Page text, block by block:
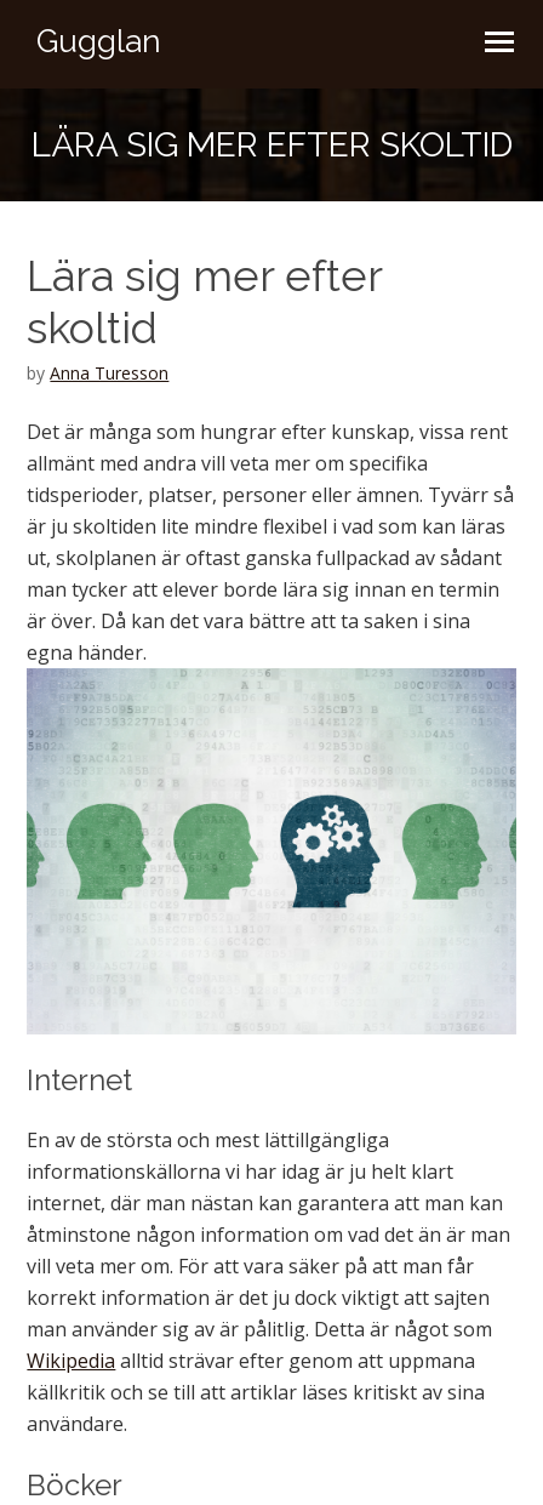
Gugglan
LÄRA SIG MER EFTER SKOLTID
Lära sig mer efter
skoltid
byAnna Turesson
Det är många som hungrar efter kunskap, vissa rent
allmänt med andra vill veta mer om specifika
tidsperioder, platser, personer eller ämnen. Tyvärr så
är ju skoltiden lite mindre flexibel i vad som kan läras
ut, skolplanen är oftast ganska fullpackad av sådant
man tycker att elever borde lära sig innan en termin
är över. Då kan det vara bättre att ta saken i sina
egna händer.
Internet
En av de största och mest lättillgängliga
informationskällorna vi har idag är ju helt klart
internet, där man nästan kan garantera att man kan
åtminstone någon information om vad det än är man
vill veta mer om. För att vara säker på att man får
korrekt information är det ju dock viktigt att sajten
man använder sig av är pålitlig. Detta är något som
Wikipedia alltid strävar efter genom att uppmana
källkritik och se till att artiklar läses kritiskt av sina
användare.
Böcker